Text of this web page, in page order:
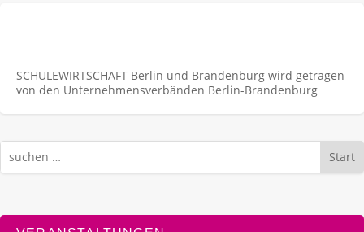
SCHULEWIRTSCHAFT Berlin und Brandenburg wird getragen
von den Unternehmens­verbänden Berlin-Brandenburg
Start